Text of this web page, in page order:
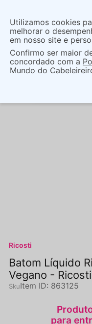
As ofertas e
acordo com
O que você procura?
Maquiagem
LÍQUIDO RICOSTI
Ricosti
Batom Líquido
Vegano - Ricosti
Item ID: 863125
Utilizamos cookies
melhorar o
em nosso site e
Confirmo ser maior
concordado com a
Mundo do